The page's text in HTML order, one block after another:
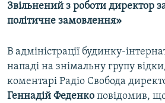
Звільнений з роботи директор
політичне замовлення»
В адміністрації будинку-
нападі на знімальну групу
коментарі Радіо Свобода
Геннадій Феденко повідомив,